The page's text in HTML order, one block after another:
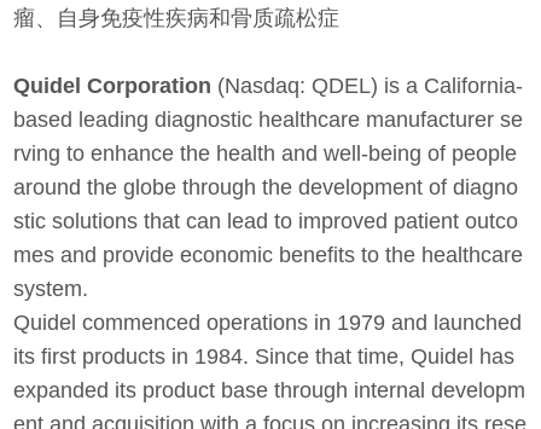
瘤、自身免疫性疾病和骨质疏松症
Quidel Corporation (Nasdaq: QDEL) is a California-
based leading diagnostic healthcare manufacturer se
rving to enhance the health and well-being of people
around the globe through the development of diagno
stic solutions that can lead to improved patient outco
mes and provide economic benefits to the healthcare
system.
Quidel commenced operations in 1979 and launched
its first products in 1984. Since that time, Quidel has
expanded its product base through internal developm